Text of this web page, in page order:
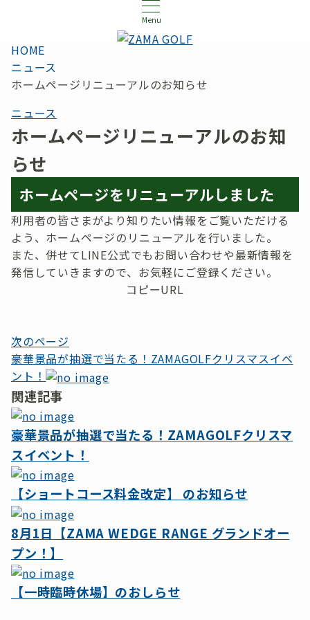
Menu
HOME
ニュース
ホームページリニューアルのお知らせ
ニュース
ホームページリニューアルのお知
らせ
ホームページをリニューアルしました
利用者の皆さまがより知りたい情報をご覧いただける
よう、ホームページのリニューアルを行いました。
また、併せてLINE公式でもお問い合わせや最新情報を
発信していきますので、お気軽にご登録ください。
コピーURL
投
稿
ナ
ビ
ゲ
ー
シ
ョ
ン
次のページ
豪華景品が抽選で当たる！ZAMAGOLFクリスマスイベ
ント！
関連記事
豪華景品が抽選で当たる！ZAMAGOLFクリスマ
スイベント！
【ショートコース料金改定】 のお知らせ
8月1日【ZAMA WEDGE RANGE グランドオー
プン！】
【一時臨時休場】のおしらせ